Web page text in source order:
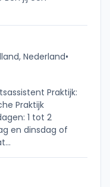
Nederland•
Praktijk:
Praktijk
1 tot 2
en dinsdag of